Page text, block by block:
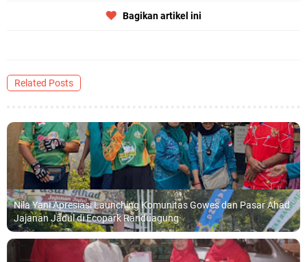
Bagikan artikel ini
Related Posts
Nila Yani Apresiasi Launching Komunitas Gowes dan Pasar Ahad
Jajanan Jadul di Ecopark Randuagung